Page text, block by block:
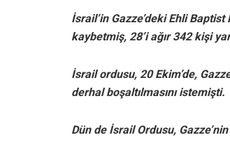
İsrail’in Gazze’deki Ehli Baptist
kaybetmiş, 28’i ağır 342 kişi
İsrail ordusu, 20 Ekim’de,
derhal boşaltılmasını istemişti.
Dün de İsrail Ordusu,